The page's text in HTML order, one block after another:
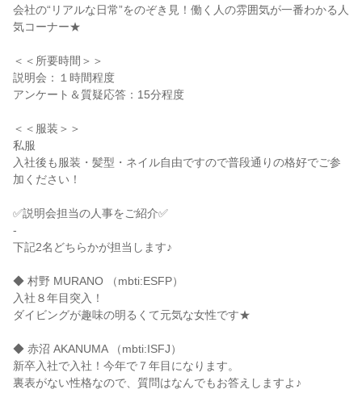
会社の“リアルな日常”をのぞき見！働く人の雰囲気が一番わかる人
気コーナー★
＜＜所要時間＞＞
説明会：１時間程度
アンケート＆質疑応答：15分程度
＜＜服装＞＞
私服
入社後も服装・髪型・ネイル自由ですので普段通りの格好でご参
加ください！
✅説明会担当の人事をご紹介✅
-
下記2名どちらかが担当します♪
◆ 村野 MURANO （mbti:ESFP）
入社８年目突入！
ダイビングが趣味の明るくて元気な女性です★
◆ 赤沼 AKANUMA （mbti:ISFJ）
新卒入社で入社！今年で７年目になります。
裏表がない性格なので、質問はなんでもお答えしますよ♪